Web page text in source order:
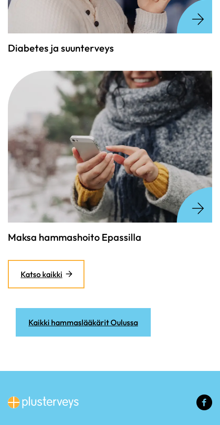
Katso kaikki
Diabetes ja suunterveys
Maksa hammashoito Epassilla
Kaikki hammaslääkärit Oulussa